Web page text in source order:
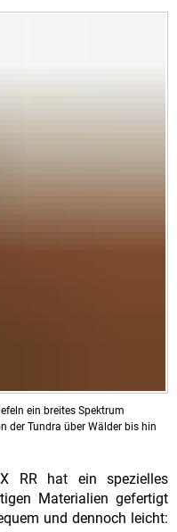
ein breites Spektrum
der Tundra über Wälder bis hin
RR hat ein spezielles
Materialien gefertigt
und dennoch leicht: